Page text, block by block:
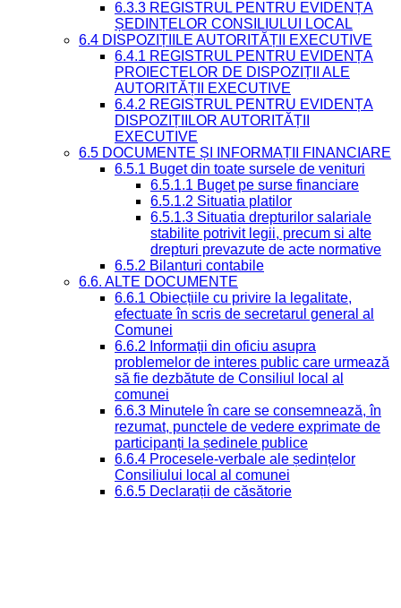
6.3.3 REGISTRUL PENTRU EVIDENȚA
ȘEDINȚELOR CONSILIULUI LOCAL
6.4 DISPOZIȚIILE AUTORITĂȚII EXECUTIVE
6.4.1 REGISTRUL PENTRU EVIDENȚA
PROIECTELOR DE DISPOZIȚII ALE
AUTORITĂȚII EXECUTIVE
6.4.2 REGISTRUL PENTRU EVIDENȚA
DISPOZIȚIILOR AUTORITĂȚII
EXECUTIVE
6.5 DOCUMENTE ȘI INFORMAȚII FINANCIARE
6.5.1 Buget din toate sursele de venituri
6.5.1.1 Buget pe surse financiare
6.5.1.2 Situatia platilor
6.5.1.3 Situatia drepturilor salariale
stabilite potrivit legii, precum si alte
drepturi prevazute de acte normative
6.5.2 Bilanturi contabile
6.6. ALTE DOCUMENTE
6.6.1 Obiecțiile cu privire la legalitate,
efectuate în scris de secretarul general al
Comunei
6.6.2 Informații din oficiu asupra
problemelor de interes public care urmează
să fie dezbătute de Consiliul local al
comunei
6.6.3 Minutele în care se consemnează, în
rezumat, punctele de vedere exprimate de
participanți la ședinele publice
6.6.4 Procesele-verbale ale ședințelor
Consiliului local al comunei
6.6.5 Declarații de căsătorie